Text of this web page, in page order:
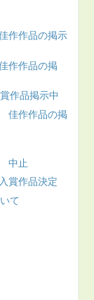
作作品の掲示
作作品の掲
作品掲示中
佳作作品の掲
中止
賞作品決定
て